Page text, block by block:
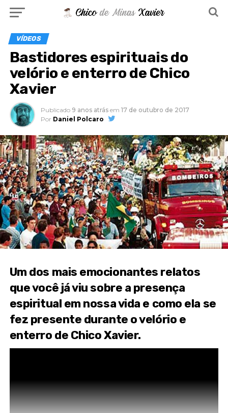
VÍDEOS
Bastidores espirituais do
velório e enterro de Chico
Xavier
Publicado 9 anos atrás em 17 de outubro de 2017
Por Daniel Polcaro
Um dos mais emocionantes relatos
que você já viu sobre a presença
espiritual em nossa vida e como ela se
fez presente durante o velório e
enterro de Chico Xavier.